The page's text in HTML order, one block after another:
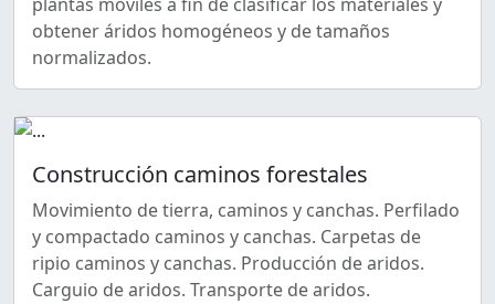
plantas móviles a fin de clasificar los materiales y
obtener áridos homogéneos y de tamaños
normalizados.
Construcción caminos forestales
Movimiento de tierra, caminos y canchas. Perfilado
y compactado caminos y canchas. Carpetas de
ripio caminos y canchas. Producción de aridos.
Carguio de aridos. Transporte de aridos.